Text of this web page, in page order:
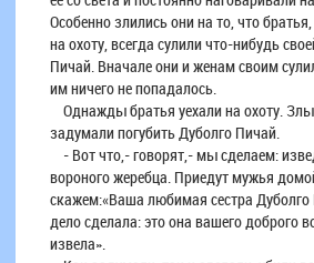
Особенно злились они на то, что
на охоту, всегда сулили что-нибудь
Пичай. Вначале они и женам своим
им ничего не попадалось.
Однажды братья уехали на охоту.
задумали погубить Дуболго Пичай.
- Вот что,- говорят,- мы сделаем:
вороного жеребца. Приедут мужья
скажем:«Ваша любимая сестра
дело сделала: это она вашего доброго
извела».